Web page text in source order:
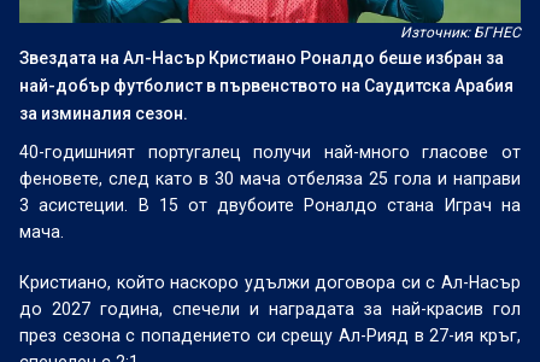
Източник: БГНЕС
Звездата на Ал-Насър Кристиано Роналдо беше избран за
най-добър футболист в първенството на Саудитска Арабия
за изминалия сезон.
40-годишният португалец получи най-много гласове от
феновете, след като в 30 мача отбеляза 25 гола и направи
3 асистеции. В 15 от двубоите Роналдо стана Играч на
мача.
Кристиано, който наскоро удължи договора си с Ал-Насър
до 2027 година, спечели и наградата за най-красив гол
през сезона с попадението си срещу Ал-Рияд в 27-ия кръг,